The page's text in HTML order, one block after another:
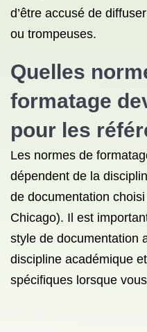
d’être accusé de
ou trompeuses.
Quelles
formatage
pour les
Les normes de
dépendent de la
de documentation
Chicago). Il est
style de documentation
discipline académique
spécifiques lorsque